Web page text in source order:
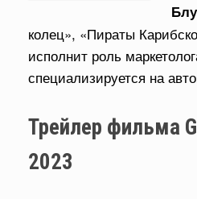
колец», «Пираты
исполнит роль
специализируется на
Трейлер фильма
2023